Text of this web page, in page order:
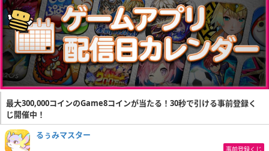
最大300,000コインのGame8コインが当たる！30秒で引ける事前登録く
じ開催中！
るぅみマスター
事前登録くじ